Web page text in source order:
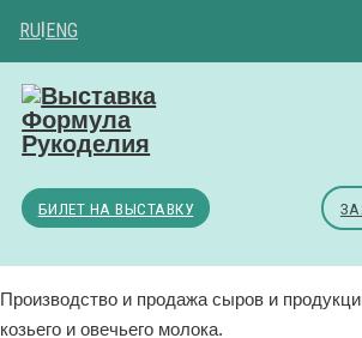
RU ENG
БИЛЕТ НА ВЫСТАВКУ
Производство и продажа сыров и
козьего и овечьего молока.